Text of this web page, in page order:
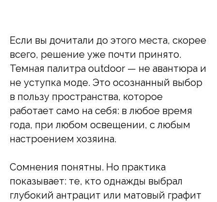
Если вы дочитали до этого места, скорее
всего, решение уже почти принято.
Темная палитра outdoor — не авантюра и
не уступка моде. Это осознанный выбор
в пользу пространства, которое
работает само на себя: в любое время
года, при любом освещении, с любым
настроением хозяина.
Сомнения понятны. Но практика
показывает: те, кто однажды выбрал
глубокий антрацит или матовый графит